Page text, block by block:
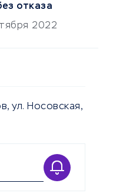
отказа
2022
ул. Носовская,